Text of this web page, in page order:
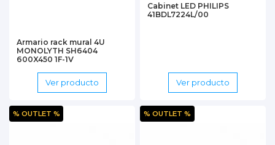
Armario rack mural 4U
MONOLYTH SH6404
600X450 1F-1V
Ver producto
Cabinet LED PHILIPS
41BDL7224L/00
Ver producto
% OUTLET % % OUTLET %